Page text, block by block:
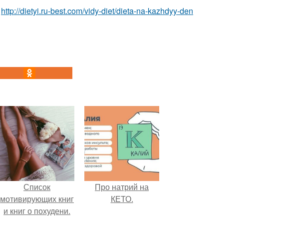
http://dietyi.ru-best.com/vidy-diet/dieta-na-kazhdyy-den
Список
мотивирующих книг
и книг о похудени.
Про натрий на
КЕТО.